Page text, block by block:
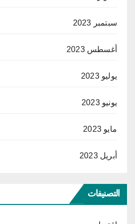
سبتمبر 2023
أغسطس 2023
يوليو 2023
يونيو 2023
مايو 2023
أبريل 2023
التصنيفات